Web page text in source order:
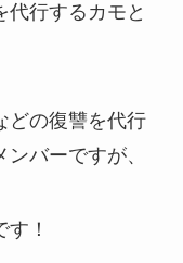
代行するカモと
どの復讐を代行
バーですが、
！